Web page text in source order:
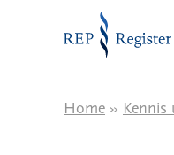
Naar de inhoud
Home » Kennis